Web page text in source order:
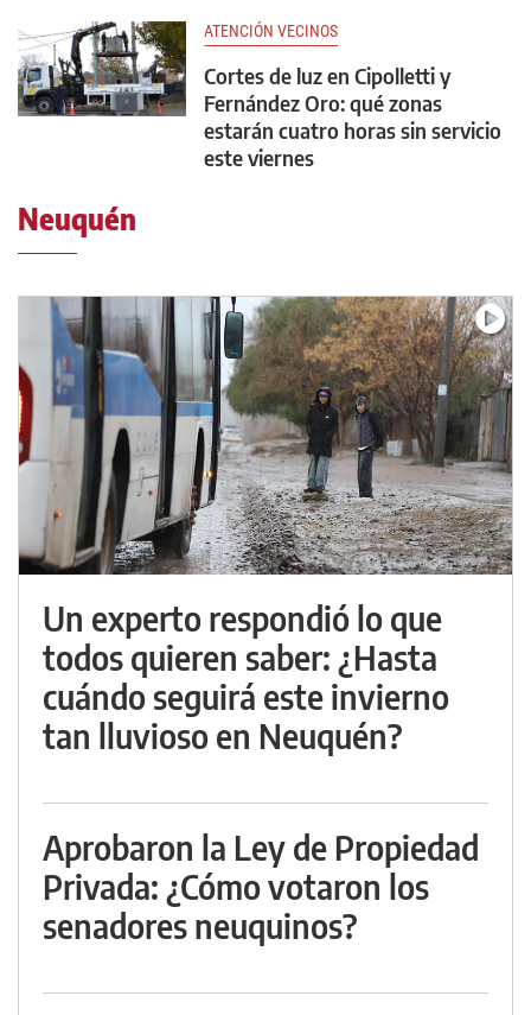
ATENCIÓN VECINOS
Cortes de luz en Cipolletti y
Fernández Oro: qué zonas
estarán cuatro horas sin servicio
este viernes
Neuquén
Un experto respondió lo que
todos quieren saber: ¿Hasta
cuándo seguirá este invierno
tan lluvioso en Neuquén?
Aprobaron la Ley de Propiedad
Privada: ¿Cómo votaron los
senadores neuquinos?